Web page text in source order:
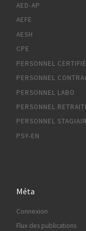
AED-AP
AEFE
AESH
CPE
PERSONNEL
PERSONNEL
PERSONNEL LABO
PERSONNEL
PERSONNEL
PSY-EN
Méta
Connexion
Flux des publications